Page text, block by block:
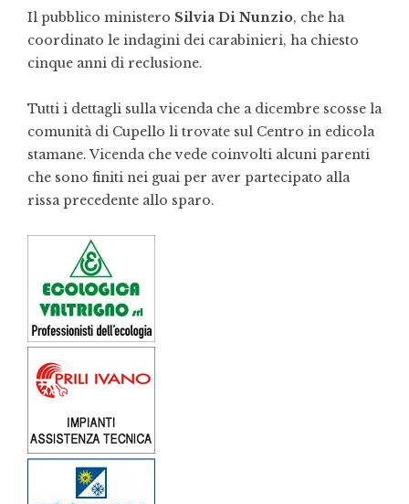
Il pubblico ministero Silvia Di Nunzio, che ha
coordinato le indagini dei carabinieri, ha chiesto
cinque anni di reclusione.
Tutti i dettagli sulla vicenda che a dicembre scosse la
comunità di Cupello li trovate sul Centro in edicola
stamane. Vicenda che vede coinvolti alcuni parenti
che sono finiti nei guai per aver partecipato alla
rissa precedente allo sparo.